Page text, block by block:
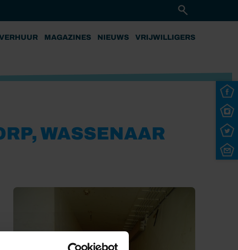
MAGAZINES NIEUWS VRIJWILLIGERS
WASSENAAR